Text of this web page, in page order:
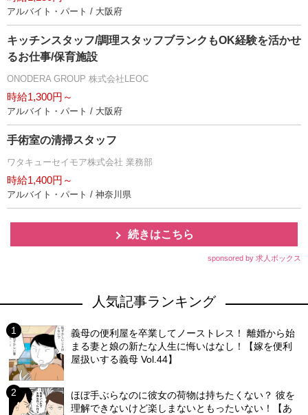
アルバイト・パート / 大阪府
キッチンスタッフ/調理スタッフブランクもOK経験を活かせ
るお仕事/保育施設
ONODERA GROUP 株式会社LEOC
時給1,300円～
アルバイト・パート / 大阪府
手術室の清掃スタッフ
ワタキューセイモア株式会社 業務部
時給1,400円～
アルバイト・パート / 神奈川県
続きはこちら
sponsored by 求人ボックス
人気記事ランキング
義母の便利屋を卒業してノーストレス！ 離婚から始
まる妻と娘の新たな人生に悔いはなし！【嫁を便利
屋扱いする義母 Vol.44】
ほぼ手ぶらなのに彼女の荷物は持ちたくない？ 彼を
理解できないけど楽しまないともったいない！【あ